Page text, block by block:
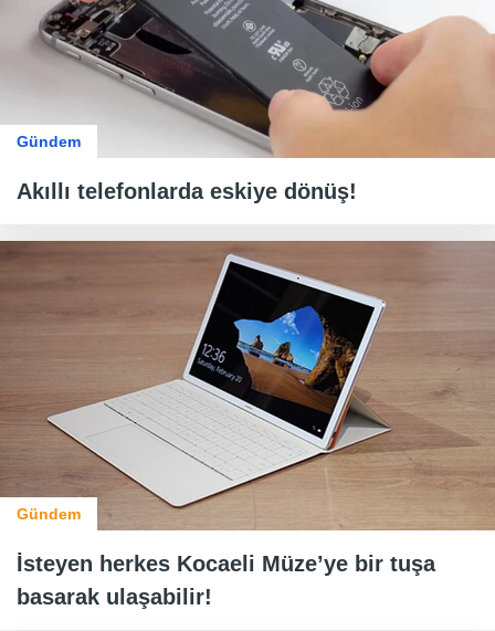
Gündem
Akıllı telefonlarda eskiye dönüş!
Gündem
İsteyen herkes Kocaeli Müze’ye bir tuşa
basarak ulaşabilir!